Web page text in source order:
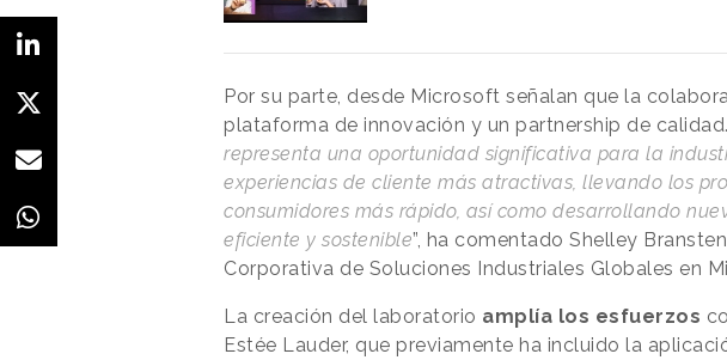
Por su parte, desde Microsoft señalan que la
plataforma de innovación y un partnership de calidad.
representa una oportunidad significativa para la
experiencias de cliente más atractivas, llevando los
consumidores más rápido, así como desarrollando
eficiente y sostenible”, ha comentado Shelley
Corporativa de Soluciones Industriales Globales en
La creación del laboratorio amplía los esfuerzos
Estée Lauder, que previamente ha incluido la